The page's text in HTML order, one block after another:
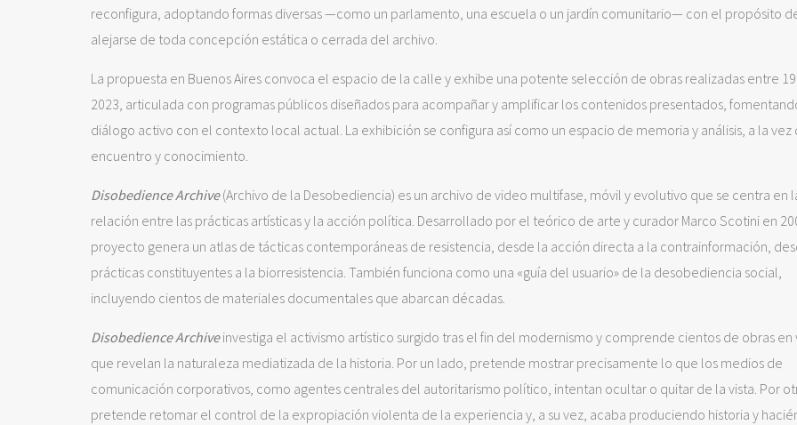
reconfigura, adoptando formas diversas —como un parlamento, una escuela o un jardín comunitario— con el propósito
alejarse de toda concepción estática o cerrada del archivo.
La propuesta en Buenos Aires convoca el espacio de la calle y exhibe una potente selección de obras realizadas entre
2023, articulada con programas públicos diseñados para acompañar y amplificar los contenidos presentados,
diálogo activo con el contexto local actual. La exhibición se configura así como un espacio de memoria y análisis, a la vez
encuentro y conocimiento.
Disobedience Archive(Archivo de la Desobediencia) es un archivo de video multifase, móvil y evolutivo que se centra en
relación entre las prácticas artísticas y la acción política. Desarrollado por el teórico de arte y curador Marco Scotini en
proyecto genera un atlas de tácticas contemporáneas de resistencia, desde la acción directa a la contrainformación,
prácticas constituyentes a la biorresistencia. También funciona como una «guía del usuario» de la desobediencia social,
incluyendo cientos de materiales documentales que abarcan décadas.
Disobedience Archiveinvestiga el activismo artístico surgido tras el fin del modernismo y comprende cientos de obras en
que revelan la naturaleza mediatizada de la historia. Por un lado, pretende mostrar precisamente lo que los medios de
comunicación corporativos, como agentes centrales del autoritarismo político, intentan ocultar o quitar de la vista. Por
pretende retomar el control de la expropiación violenta de la experiencia y, a su vez, acaba produciendo historia y